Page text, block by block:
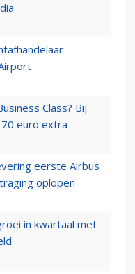
Class? Bij
euro extra
eerste Airbus
oplopen
in kwartaal met